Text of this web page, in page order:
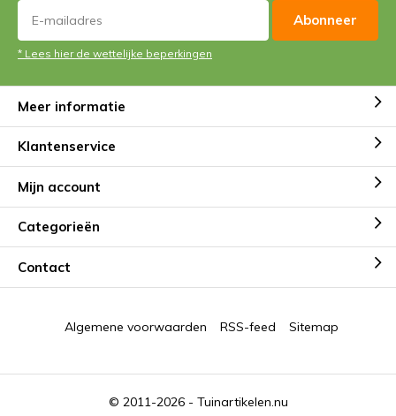
Abonneer
* Lees hier de wettelijke beperkingen
Meer informatie
Klantenservice
Mijn account
Categorieën
Contact
© 2011-2026 - Tuinartikelen.nu
Algemene voorwaarden RSS-feed Sitemap